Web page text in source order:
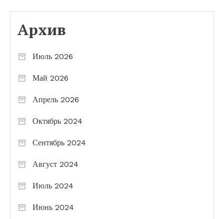
Архив
Июль 2026
Май 2026
Апрель 2026
Октябрь 2024
Сентябрь 2024
Август 2024
Июль 2024
Июнь 2024